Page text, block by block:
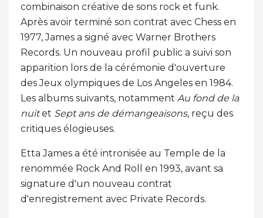
combinaison créative de sons rock et funk.
Après avoir terminé son contrat avec Chess en
1977, James a signé avec Warner Brothers
Records. Un nouveau profil public a suivi son
apparition lors de la cérémonie d'ouverture
des Jeux olympiques de Los Angeles en 1984.
Les albums suivants, notamment Au fond de la
nuitet Sept ans de démangeaisons, reçu des
critiques élogieuses.
Etta James a été intronisée au Temple de la
renommée Rock And Roll en 1993, avant sa
signature d'un nouveau contrat
d'enregistrement avec Private Records.